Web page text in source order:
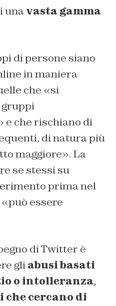
unavasta gamma
di persone siano
in maniera
che «si
che rischiano di
di natura più
maggiore». La
se stessi su
prima nel
essere
di Twitter è
gliabusi basati
o intolleranza,
che cercano di